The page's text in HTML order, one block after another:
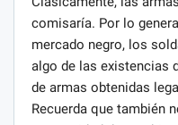
comisaría. Por lo
mercado negro, los
algo de las existencias
de armas obtenidas
Recuerda que también